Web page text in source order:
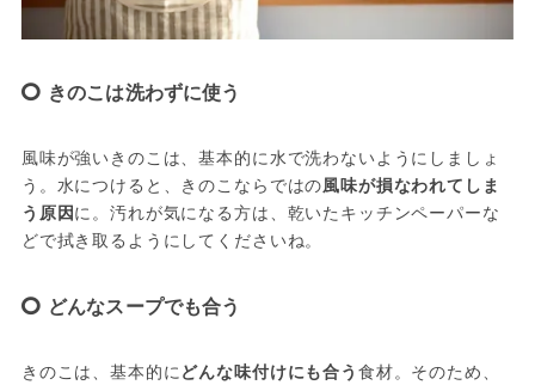
きのこは洗わずに使う
風味が強いきのこは、基本的に水で洗わないようにしましょ
う。水につけると、きのこならではの風味が損なわれてしま
う原因に。汚れが気になる方は、乾いたキッチンペーパーな
どで拭き取るようにしてくださいね。
どんなスープでも合う
きのこは、基本的にどんな味付けにも合う 食材。そのため、